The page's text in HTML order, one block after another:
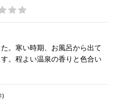
。寒い時期、お風呂から出て
。程よい温泉の香りと色合い
)